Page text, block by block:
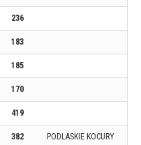
236
183
185
170
419
382 PODLASKIE KOCURY